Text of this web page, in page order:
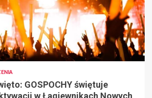
GOSPOCHY świętuje
w Łagiewnikach Nowych